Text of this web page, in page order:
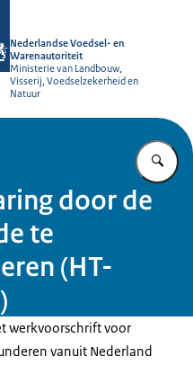
Nederlandse Voedsel- en
Warenautoriteit
Ministerie van Landbouw,
Visserij, Voedselzekerheid en
Natuur
door de
te
(HT-
werkvoorschrift voor
vanuit Nederland